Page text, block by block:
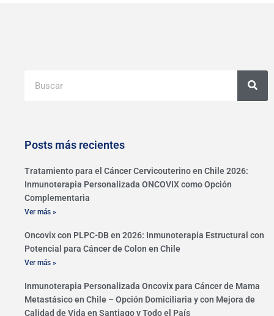
Posts más recientes
Tratamiento para el Cáncer Cervicouterino en Chile 2026:
Inmunoterapia Personalizada ONCOVIX como Opción
Complementaria
Ver más »
Oncovix con PLPC-DB en 2026: Inmunoterapia Estructural con
Potencial para Cáncer de Colon en Chile
Ver más »
Inmunoterapia Personalizada Oncovix para Cáncer de Mama
Metastásico en Chile – Opción Domiciliaria y con Mejora de
Calidad de Vida en Santiago y Todo el País